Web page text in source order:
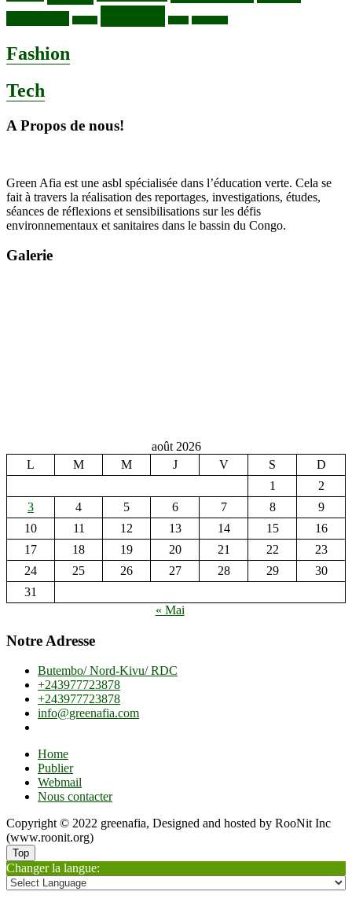
Fashion
Tech
A Propos de nous!
Green Afia est une asbl spécialisée dans l’éducation verte. Cela se
fait à travers la réalisation des reportages, investigations, études,
séances de réflexions et sensibilisations sur les défis
environnementaux et sanitaires dans le bassin du Congo.
Galerie
août 2026
L
M M J V S
D
1
2
3
4 5 6 7 8
9
10
11 12 13 14 15
16
17
18 19 20 21 22
23
24
25 26 27 28 29
30
31
« Mai
Notre Adresse
Butembo/ Nord-Kivu/ RDC
+243977723878
+243977723878
info@greenafia.com
Home
Publier
Webmail
Nous contacter
Copyright © 2022 greenafia, Designed and hosted by RooNit Inc
(www.roonit.org)
Top
Changer la langue: